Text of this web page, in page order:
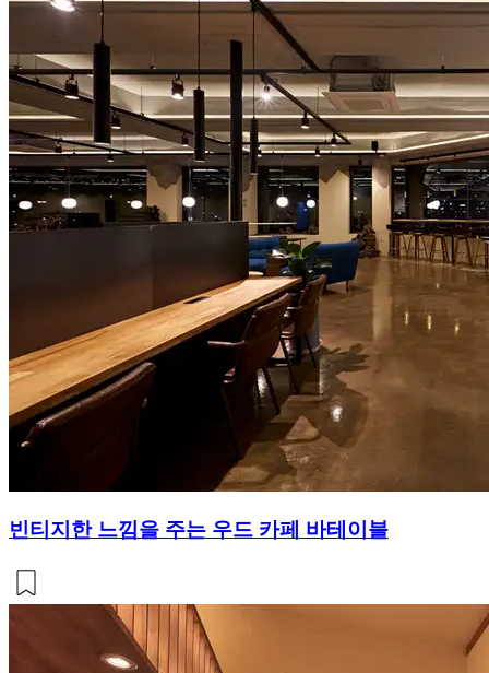
빈티지한 느낌을 주는 우드 카페 바테이블